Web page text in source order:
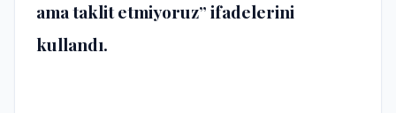
ama taklit etmiyoruz” ifadelerini
kullandı.